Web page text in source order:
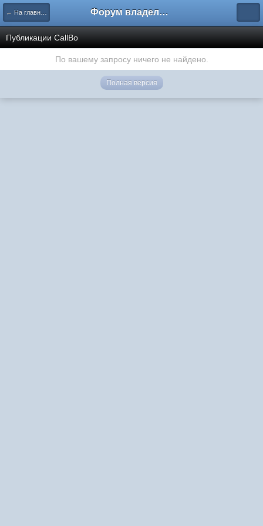
← На главную Форум владельцев интернет-магазинов
Публикации CallBo
По вашему запросу ничего не найдено.
Полная версия